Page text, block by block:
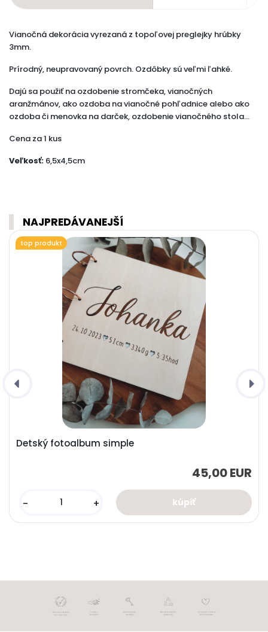
Vianočná dekorácia vyrezaná z topoľovej preglejky hrúbky
3mm.
Prírodný, neupravovaný povrch. Ozdôbky sú veľmi ľahké.
Dajú sa použiť na ozdobenie stromčeka, vianočných
aranžmánov, ako ozdoba na vianočné pohľadnice alebo ako
ozdoba či menovka na darček, ozdobenie vianočného stola...
Cena za 1 kus
Veľkosť: 6,5x4,5cm
NAJPREDÁVANEJŠÍ
Detský fotoalbum simple
45,00 EUR
- +
top produkt